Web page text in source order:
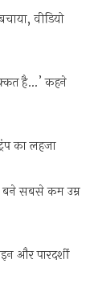
वीडियो
है…’ कहने
का लहजा
बने सबसे कम उम्र
और पारदर्शी